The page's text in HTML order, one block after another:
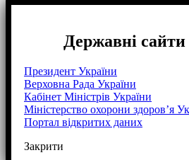
Державні
Президент України
Верховна Рада України
Кабінет Міністрів України
Міністерство охорони здоров’я
Портал відкритих даних
Закрити